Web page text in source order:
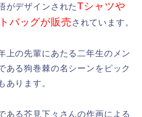
がデザインされたTシャツや
バッグが販売 されています。
上の先輩にあたる二年生のメン
ある狗巻棘の名シーンをピック
あります。
ある芥見下々さんの作画による